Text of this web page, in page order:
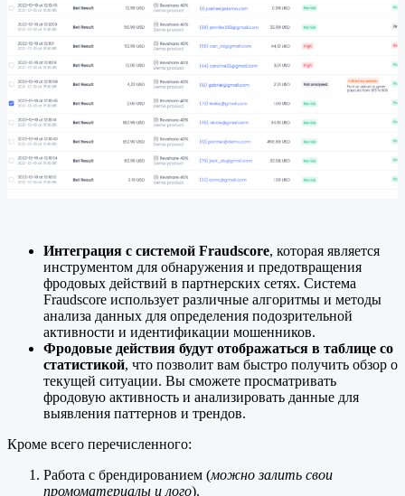
Интеграция с системой Fraudscore, которая является
инструментом для обнаружения и предотвращения
фродовых действий в партнерских сетях. Система
Fraudscore использует различные алгоритмы и методы
анализа данных для определения подозрительной
активности и идентификации мошенников.
Фродовые действия будут отображаться в таблице со
статистикой, что позволит вам быстро получить обзор о
текущей ситуации. Вы сможете просматривать
фродовую активность и анализировать данные для
выявления паттернов и трендов.
Кроме всего перечисленного:
Работа с брендированием (можно залить свои
промоматериалы и лого).